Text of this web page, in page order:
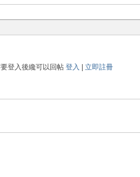
登入後纔可以回帖 登入 立即註冊